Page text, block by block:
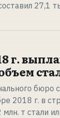
27,1
г.
бюро
2018 г. в
т стали